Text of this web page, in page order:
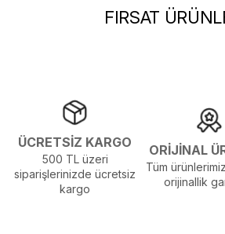
Stüdyo Çekim
Gölgelenmelerden Dolayı Renk Farklılıkları
FIRSAT
ÜCRETSİZ KARGO
500 TL üzeri
siparişlerinizde ücretsiz
kargo
ORİJİNAL
Tüm
orijinallik